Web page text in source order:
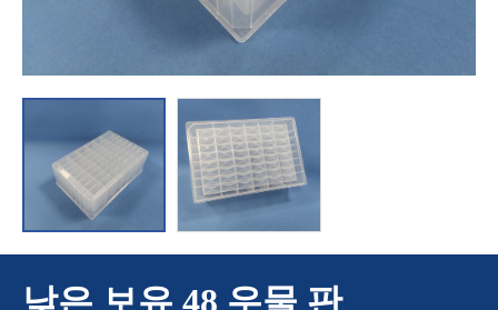
낮은 보유 48 우물 판